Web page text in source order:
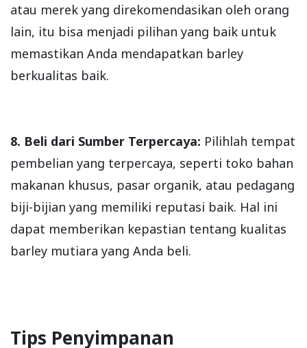
atau merek yang direkomendasikan oleh orang
lain, itu bisa menjadi pilihan yang baik untuk
memastikan Anda mendapatkan barley
berkualitas baik.
8. Beli dari Sumber Terpercaya: Pilihlah tempat
pembelian yang terpercaya, seperti toko bahan
makanan khusus, pasar organik, atau pedagang
biji-bijian yang memiliki reputasi baik. Hal ini
dapat memberikan kepastian tentang kualitas
barley mutiara yang Anda beli.
Tips Penyimpanan